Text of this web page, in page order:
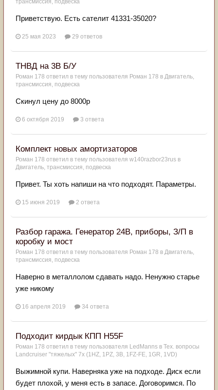
трансмиссия, подвеска
Приветствую. Есть сателит 41331-35020?
25 мая 2023 29 ответов
ТНВД на 3В Б/У
Роман 178 ответил в тему пользователя Роман 178 в Двигатель,
трансмиссия, подвеска
Скинул цену до 8000р
6 октября 2019 3 ответа
Комплект новых амортизаторов
Роман 178 ответил в тему пользователя w140razbor23rus в
Двигатель, трансмиссия, подвеска
Привет. Ты хоть напиши на что подходят. Параметры.
15 июня 2019 2 ответа
Разбор гаража. Генератор 24В, приборы, З/П в
коробку и мост
Роман 178 ответил в тему пользователя Роман 178 в Двигатель,
трансмиссия, подвеска
Наверно в металлолом сдавать надо. Ненужно старье
уже никому
16 апреля 2019 34 ответа
Подходит кирдык КПП H55F
Роман 178 ответил в тему пользователя LedManns в Тех. вопросы
Landcruiser "тяжелых" 7x (1HZ, 1PZ, 3B, 1FZ-FE, 1GR, 1VD)
Выжимной купи. Наверняка уже на подходе. Диск если
будет плохой, у меня есть в запасе. Договоримся. По